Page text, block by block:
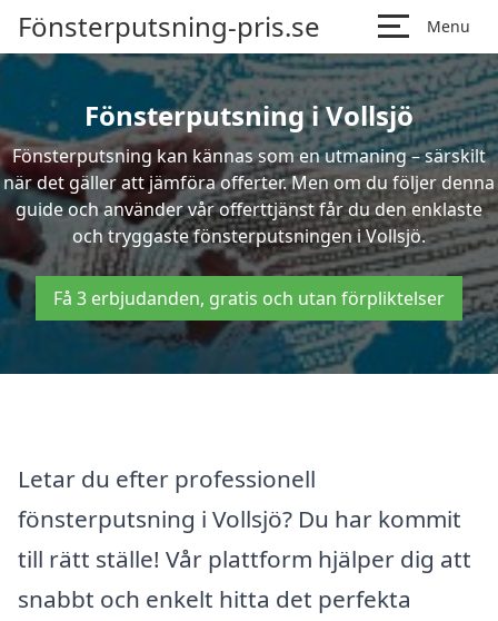
Fönsterputsning-pris.se Menu
Fönsterputsning i Vollsjö
Fönsterputsning kan kännas som en utmaning – särskilt
när det gäller att jämföra offerter. Men om du följer denna
guide och använder vår offerttjänst får du den enklaste
och tryggaste fönsterputsningen i Vollsjö.
Få 3 erbjudanden, gratis och utan förpliktelser
Letar du efter professionell
fönsterputsning i Vollsjö? Du har kommit
till rätt ställe! Vår plattform hjälper dig att
snabbt och enkelt hitta det perfekta